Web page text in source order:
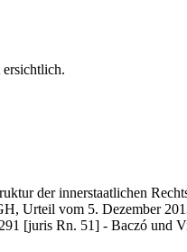
der innerstaatlichen
Urteil vom 5. Dezember
[juris Rn. 51] - Baczó